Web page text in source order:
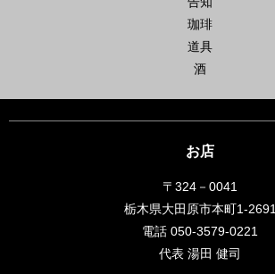
珈琲
道具
酒
お店
〒324－0041
栃木県大田原市本町1-2691
電話 050-3579-0221
代表 湯田 健司